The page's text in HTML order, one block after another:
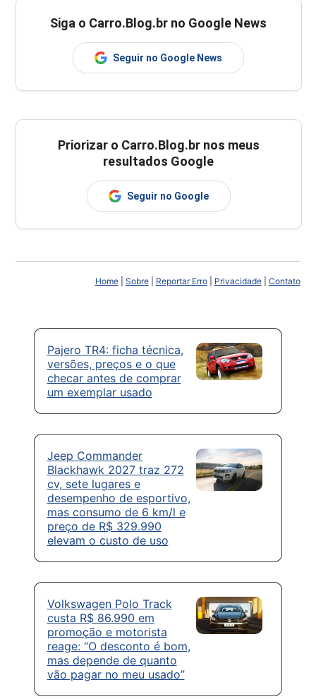
Siga o Carro.Blog.br no Google News
Seguir no Google News
Priorizar o Carro.Blog.br nos meus
resultados Google
Seguir no Google
Home| Sobre| Reportar Erro| Privacidade| Contato
Pajero TR4: ficha técnica,
versões, preços e o que
checar antes de comprar
um exemplar usado
Jeep Commander
Blackhawk 2027 traz 272
cv, sete lugares e
desempenho de esportivo,
mas consumo de 6 km/l e
preço de R$ 329.990
elevam o custo de uso
Volkswagen Polo Track
custa R$ 86.990 em
promoção e motorista
reage: “O desconto é bom,
mas depende de quanto
vão pagar no meu usado”